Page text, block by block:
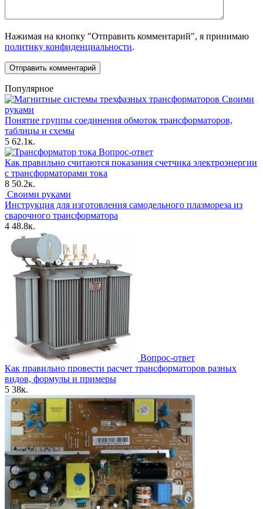
Нажимая на кнопку "Отправить комментарий", я принимаю
политику конфиденциальности.
Популярное
Своими
руками
Понятие группы соединения обмоток трансформаторов,
таблицы и схемы
5 62.1к.
Вопрос-ответ
Как правильно считаются показания счетчика электроэнергии
с трансформаторами тока
8 50.2к.
Своими руками
Инструкция для изготовления самодельного плазмореза из
сварочного трансформатора
4 48.8к.
Вопрос-ответ
Как правильно провести расчет трансформаторов разных
видов, формулы и примеры
5 38к.